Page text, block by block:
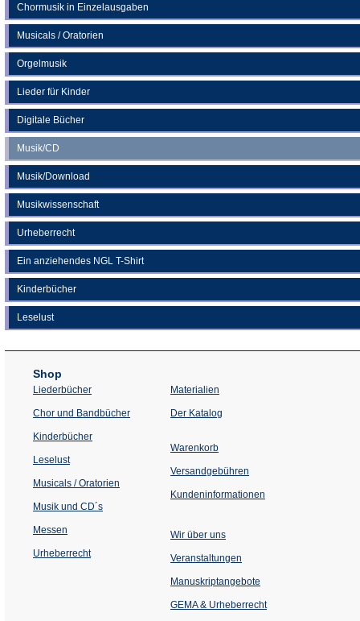
Chormusik in Einzelausgaben
Musicals / Oratorien
Orgelmusik
Lieder für Kinder
Digitale Bücher
Musik/CD
Musik/Download
Musikwissenschaft
Urheberrecht
Ein anziehendes NGL T-Shirt
Kinderbücher
Leselust
Shop
Liederbücher
Chor und Bandbücher
Kinderbücher
Leselust
Musicals / Oratorien
Musik und CD´s
Messen
Urheberrecht
Materialien
Der Katalog
Warenkorb
Versandgebühren
Kundeninformationen
Wir über uns
Veranstaltungen
einem
Tab)
Manuskriptangebote
GEMA & Urheberrecht